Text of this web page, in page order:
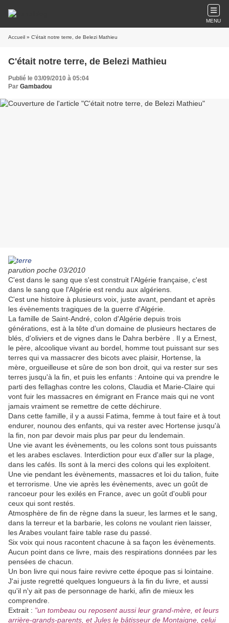
MENU
Accueil » C'était notre terre, de Belezi Mathieu
C'était notre terre, de Belezi Mathieu
Publié le 03/09/2010 à 05:04
Par Gambadou
parution poche 03/2010
C'est dans le sang que s'est construit l'Algérie française, c'est
dans le sang que l'Algérie est rendu aux algériens.
C'est une histoire à plusieurs voix, juste avant, pendant et après
les évènements tragiques de la guerre d'Algérie.
La famille de Saint-André, colon d'Algérie depuis trois
générations, est à la tête d'un domaine de plusieurs hectares de
blés, d'oliviers et de vignes dans le Dahra berbère . Il y a Ernest,
le père, alcoolique vivant au bordel, homme tout puissant sur ses
terres qui va massacrer des bicots avec plaisir, Hortense, la
mère, orgueilleuse et sûre de son bon droit, qui va rester sur ses
terres jusqu'à la fin, et puis les enfants : Antoine qui va prendre le
parti des fellaghas contre les colons, Claudia et Marie-Claire qui
vont fuir les massacres en émigrant en France mais qui ne vont
jamais vraiment se remettre de cette déchirure.
Dans cette famille, il y a aussi Fatima, femme à tout faire et à tout
endurer, nounou des enfants, qui va rester avec Hortense jusqu'à
la fin, non par devoir mais plus par peur du lendemain.
Une vie avant les évènements, ou les colons sont tous puissants
et les arabes esclaves. Interdiction pour eux d'aller sur la plage,
dans les cafés. Ils sont à la merci des colons qui les exploitent.
Une vie pendant les évènements, massacres et loi du talion, fuite
et terrorisme. Une vie après les évènements, avec un goût de
rancoeur pour les exilés en France, avec un goût d'oubli pour
ceux qui sont restés.
Atmosphère de fin de règne dans la sueur, les larmes et le sang,
dans la terreur et la barbarie, les colons ne voulant rien laisser,
les Arabes voulant faire table rase du passé.
Six voix qui nous racontent chacune à sa façon les évènements.
Aucun point dans ce livre, mais des respirations données par les
pensées de chacun.
Un bon livre qui nous faire revivre cette époque pas si lointaine.
J'ai juste regretté quelques longueurs à la fin du livre, et aussi
qu'il n'y ait pas de personnage de harki, afin de mieux les
comprendre.
Extrait : "un tombeau ou reposent aussi leur grand-mère, et leurs
arrière-grands-parents, et Jules le bâtisseur de Montaigne, celui